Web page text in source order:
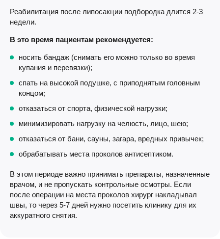
Реабилитация после липосакции подбородка длится 2-3
недели.
В это время пациентам рекомендуется:
носить бандаж (снимать его можно только во время
купания и перевязки);
спать на высокой подушке, с приподнятым головным
концом;
отказаться от спорта, физической нагрузки;
минимизировать нагрузку на челюсть, лицо, шею;
отказаться от бани, сауны, загара, вредных привычек;
обрабатывать места проколов антисептиком.
В этом периоде важно принимать препараты, назначенные
врачом, и не пропускать контрольные осмотры. Если
после операции на места проколов хирург накладывал
швы, то через 5-7 дней нужно посетить клинику для их
аккуратного снятия.